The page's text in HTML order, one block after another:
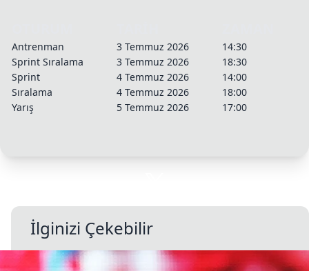
Antrenman 3 Temmuz 2026
14:30
Sprint Sıralama
3 Temmuz 2026
18:30
Sprint
4 Temmuz 2026
14:00
Sıralama
4 Temmuz 2026
18:00
Yarış
5 Temmuz 2026 17:00
İlginizi Çekebilir